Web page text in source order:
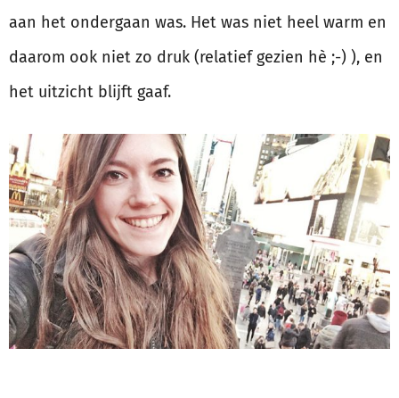
aan het ondergaan was. Het was niet heel warm en
daarom ook niet zo druk (relatief gezien hè ;-) ), en
het uitzicht blijft gaaf.